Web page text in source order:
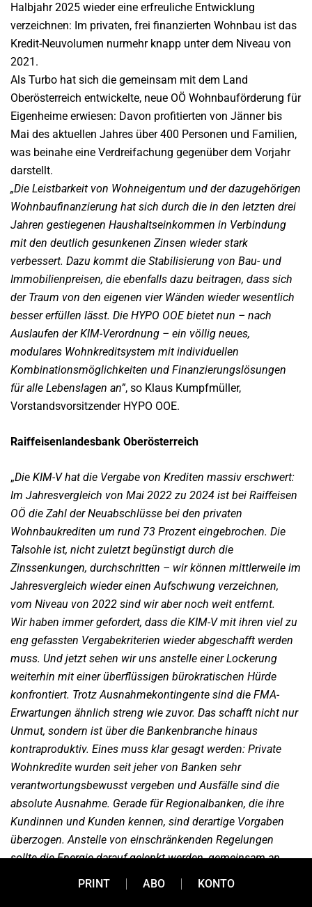
Halbjahr 2025 wieder eine erfreuliche Entwicklung
verzeichnen: Im privaten, frei finanzierten Wohnbau ist das
Kredit-Neuvolumen nurmehr knapp unter dem Niveau von
2021.
Als Turbo hat sich die gemeinsam mit dem Land
Oberösterreich entwickelte, neue OÖ Wohnbauförderung für
Eigenheime erwiesen: Davon profitierten von Jänner bis
Mai des aktuellen Jahres über 400 Personen und Familien,
was beinahe eine Verdreifachung gegenüber dem Vorjahr
darstellt.
„Die Leistbarkeit von Wohneigentum und der dazugehörigen
Wohnbaufinanzierung hat sich durch die in den letzten drei
Jahren gestiegenen Haushaltseinkommen in Verbindung
mit den deutlich gesunkenen Zinsen wieder stark
verbessert. Dazu kommt die Stabilisierung von Bau- und
Immobilienpreisen, die ebenfalls dazu beitragen, dass sich
der Traum von den eigenen vier Wänden wieder wesentlich
besser erfüllen lässt. Die HYPO OOE bietet nun – nach
Auslaufen der KIM-Verordnung – ein völlig neues,
modulares Wohnkreditsystem mit individuellen
Kombinationsmöglichkeiten und Finanzierungslösungen
für alle Lebenslagen an”, so Klaus Kumpfmüller,
Vorstandsvorsitzender HYPO OOE.
Raiffeisenlandesbank Oberösterreich
„Die KIM-V hat die Vergabe von Krediten massiv erschwert:
Im Jahresvergleich von Mai 2022 zu 2024 ist bei Raiffeisen
OÖ die Zahl der Neuabschlüsse bei den privaten
Wohnbaukrediten um rund 73 Prozent eingebrochen. Die
Talsohle ist, nicht zuletzt begünstigt durch die
Zinssenkungen, durchschritten – wir können mittlerweile im
Jahresvergleich wieder einen Aufschwung verzeichnen,
vom Niveau von 2022 sind wir aber noch weit entfernt.
Wir haben immer gefordert, dass die KIM-V mit ihren viel zu
eng gefassten Vergabekriterien wieder abgeschafft werden
muss. Und jetzt sehen wir uns anstelle einer Lockerung
weiterhin mit einer überflüssigen bürokratischen Hürde
konfrontiert. Trotz Ausnahmekontingente sind die FMA-
Erwartungen ähnlich streng wie zuvor. Das schafft nicht nur
Unmut, sondern ist über die Bankenbranche hinaus
kontraproduktiv. Eines muss klar gesagt werden: Private
Wohnkredite wurden seit jeher von Banken sehr
verantwortungsbewusst vergeben und Ausfälle sind die
absolute Ausnahme. Gerade für Regionalbanken, die ihre
Kundinnen und Kunden kennen, sind derartige Vorgaben
überzogen. Anstelle von einschränkenden Regelungen
sollte die Energie darauf gelenkt werden, gemeinsam an
Möglichkeiten zu arbeiten, wie wir gerade junge Menschen
PRINT ABO KONTO